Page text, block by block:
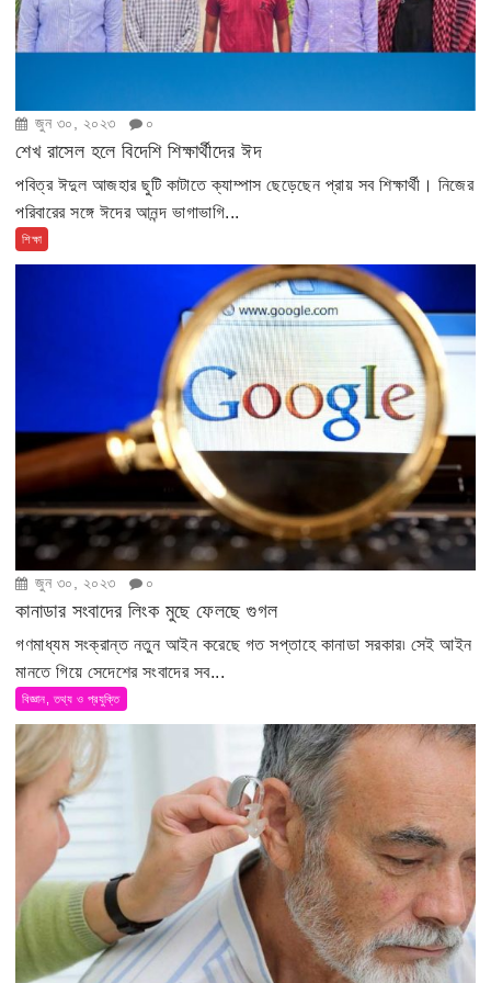
জুন ৩০, ২০২৩ ০
শেখ রাসেল হলে বিদেশি শিক্ষার্থীদের ঈদ
পবিত্র ঈদুল আজহার ছুটি কাটাতে ক্যাম্পাস ছেড়েছেন প্রায় সব শিক্ষার্থী। নিজের
পরিবারের সঙ্গে ঈদের আনন্দ ভাগাভাগি...
শিক্ষা
জুন ৩০, ২০২৩ ০
কানাডার সংবাদের লিংক মুছে ফেলছে গুগল
গণমাধ্যম সংক্রান্ত নতুন আইন করেছে গত সপ্তাহে কানাডা সরকার৷ সেই আইন
মানতে গিয়ে সেদেশের সংবাদের সব...
বিজ্ঞান, তথ্য ও প্রযুক্তি